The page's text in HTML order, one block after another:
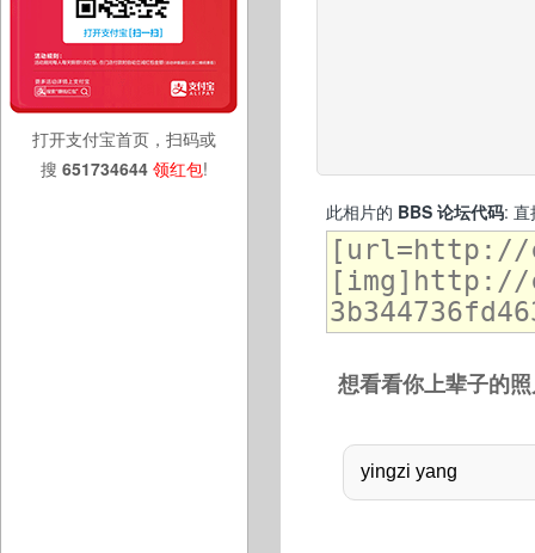
打开支付宝首页，扫码或
搜 651734644 领红包!
此相片的 BBS 论坛代码: 直
想看看你上辈子的